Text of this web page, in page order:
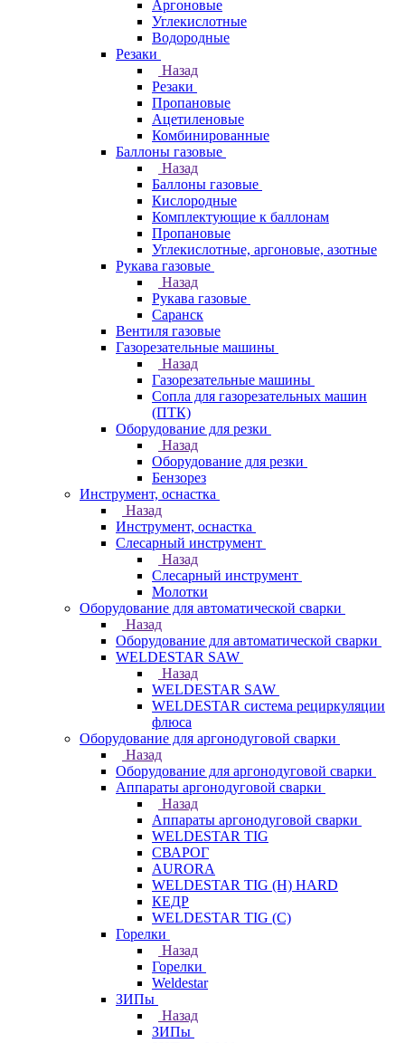
Аргоновые
Углекислотные
Водородные
Резаки
Назад
Резаки
Пропановые
Ацетиленовые
Комбинированные
Баллоны газовые
Назад
Баллоны газовые
Кислородные
Комплектующие к баллонам
Пропановые
Углекислотные, аргоновые, азотные
Рукава газовые
Назад
Рукава газовые
Саранск
Вентиля газовые
Газорезательные машины
Назад
Газорезательные машины
Сопла для газорезательных машин
(ПТК)
Оборудование для резки
Назад
Оборудование для резки
Бензорез
Инструмент, оснастка
Назад
Инструмент, оснастка
Слесарный инструмент
Назад
Слесарный инструмент
Молотки
Оборудование для автоматической сварки
Назад
Оборудование для автоматической сварки
WELDESTAR SAW
Назад
WELDESTAR SAW
WELDESTAR система рециркуляции
флюса
Оборудование для аргонодуговой сварки
Назад
Оборудование для аргонодуговой сварки
Аппараты аргонодуговой сварки
Назад
Аппараты аргонодуговой сварки
WELDESTAR TIG
СВАРОГ
AURORA
WELDESTAR TIG (H) HARD
КЕДР
WELDESTAR TIG (С)
Горелки
Назад
Горелки
Weldestar
ЗИПы
Назад
ЗИПы